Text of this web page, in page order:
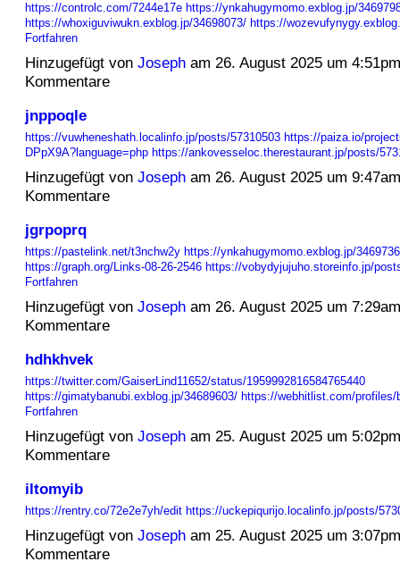
https://controlc.com/7244e17e https://ynkahugymomo.exblog.jp/
https://whoxiguviwukn.exblog.jp/34698073/ https://
Fortfahren
Hinzugefügt von Josepham 26. August 2025 um
Kommentare
jnppoqle
https://vuwheneshath.localinfo.jp/posts/57310503 https://paiza.io/
DPpX9A?language=php https://ankovesseloc.therestaurant.jp/posts/
Hinzugefügt von Josepham 26. August 2025 um
Kommentare
jgrpoprq
https://pastelink.net/t3nchw2y https://ynkahugymomo.exblog.jp/
https://graph.org/Links-08-26-2546 https://vobydyjujuho.storeinfo.jp/
Fortfahren
Hinzugefügt von Josepham 26. August 2025 um
Kommentare
hdhkhvek
https://twitter.com/GaiserLind11652/status/1959992816584765440
https://gimatybanubi.exblog.jp/34689603/ https://webhitlist.com/
Fortfahren
Hinzugefügt von Josepham 25. August 2025 um
Kommentare
iltomyib
https://rentry.co/72e2e7yh/edit https://uckepiqurijo.localinfo.jp/posts/
Hinzugefügt von Josepham 25. August 2025 um
Kommentare